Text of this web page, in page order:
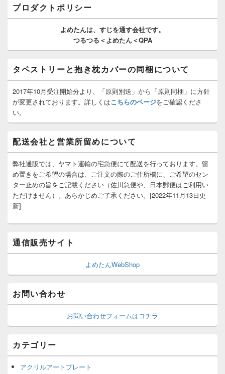
ー
ッ
エ
リ
ア
プロダクトポリシー
よめたんは、 すじを通す会社です。
つるつる＜よめたん＜QPA
タペストリーと抱き枕カバーの同梱について
2017年10月受注開始分より、「原則別送」から「原則同梱」に方針
が変更されております。詳しくはこちらのページをご確認くださ
い。
配送会社と営業所留めについて
弊社通販では、ヤマト運輸の宅急便にて配送を行っております。留
め置きをご希望の場合は、ご注文の際のご住所欄に、ご希望のセン
ター止めの旨をご記載ください（佐川急便や、日本郵便はご利用い
ただけません）。あらかじめご了承ください。[2022年11月13日更
新]
通信販売サイト
よめたんWebShop
お問い合わせ
お問い合わせフォームはコチラ
カテゴリー
アクリルアートプレート